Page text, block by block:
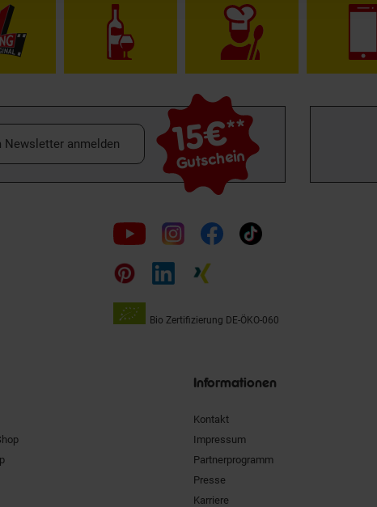
15€**
Gutschein
Newsletter anmelden
Folge
uns
auf
Bio Zertifizierung DE-ÖKO-060
Informationen
Kontakt
Impressum
Partnerprogramm
Presse
Karriere